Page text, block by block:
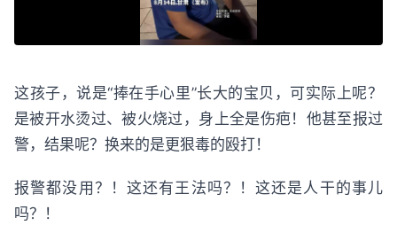
这孩子，说是“捧在手心里”长大的宝贝，可实际上呢？
是被开水烫过、被火烧过，身上全是伤疤！他甚至报过
警，结果呢？换来的是更狠毒的殴打！
报警都没用？！这还有王法吗？！这还是人干的事儿
吗？！